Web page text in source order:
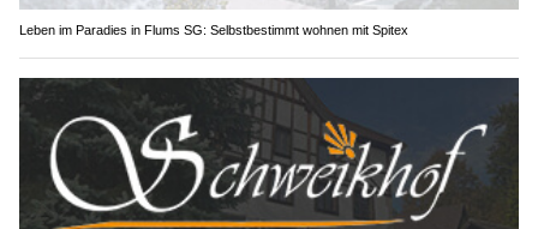
Leben im Paradies in Flums SG: Selbstbestimmt wohnen mit Spitex